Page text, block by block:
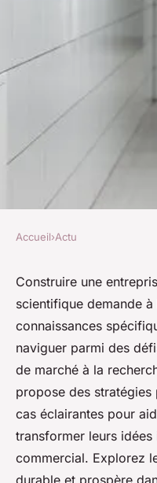
Construire
dans le
Robin•12 mars 2025• 3
Accueil›Actu
Construire une
scientifique demande
connaissances
naviguer parmi des
de marché à la
propose des
cas éclairantes pour
transformer leurs idées
commercial. Explorez
durable et prospère